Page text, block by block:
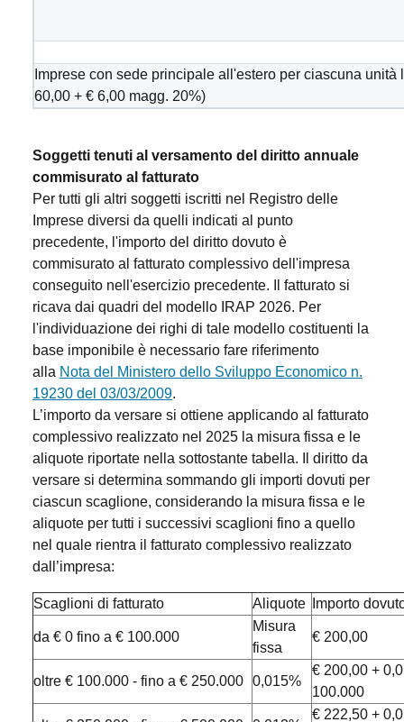
Imprese con sede principale all'estero per ciascuna
60,00 + € 6,00 magg. 20%)
Soggetti tenuti al versamento del diritto annuale
commisurato al fatturato
Per tutti gli altri soggetti iscritti nel Registro delle
Imprese diversi da quelli indicati al punto
precedente, l'importo del diritto dovuto è
commisurato al fatturato complessivo dell'impresa
conseguito nell'esercizio precedente. Il fatturato si
ricava dai quadri del modello IRAP 2026. Per
l'individuazione dei righi di tale modello costituenti la
base imponibile è necessario fare riferimento
alla Nota del Ministero dello Sviluppo Economico n.
19230 del 03/03/2009.
L’importo da versare si ottiene applicando al fatturato
complessivo realizzato nel 2025 la misura fissa e le
aliquote riportate nella sottostante tabella. Il diritto da
versare si determina sommando gli importi dovuti per
ciascun scaglione, considerando la misura fissa e le
aliquote per tutti i successivi scaglioni fino a quello
nel quale rientra il fatturato complessivo realizzato
dall’impresa:
Scaglioni di fatturato Aliquote Importo
da € 0 fino a € 100.000
Misura
fissa
€ 200,00
oltre € 100.000 - fino a € 250.000 0,015%
€ 200,00 +
100.000
€ 222,50 +